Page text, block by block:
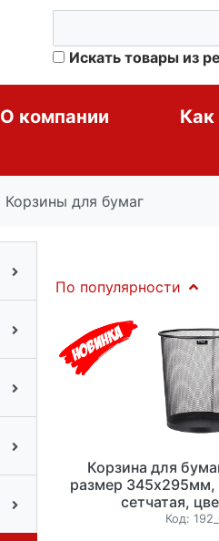
Искать товары из
О компании Как
Корзины для бумаг
По популярности
Корзина для
размер 345х295мм,
сетчатая,
Код: